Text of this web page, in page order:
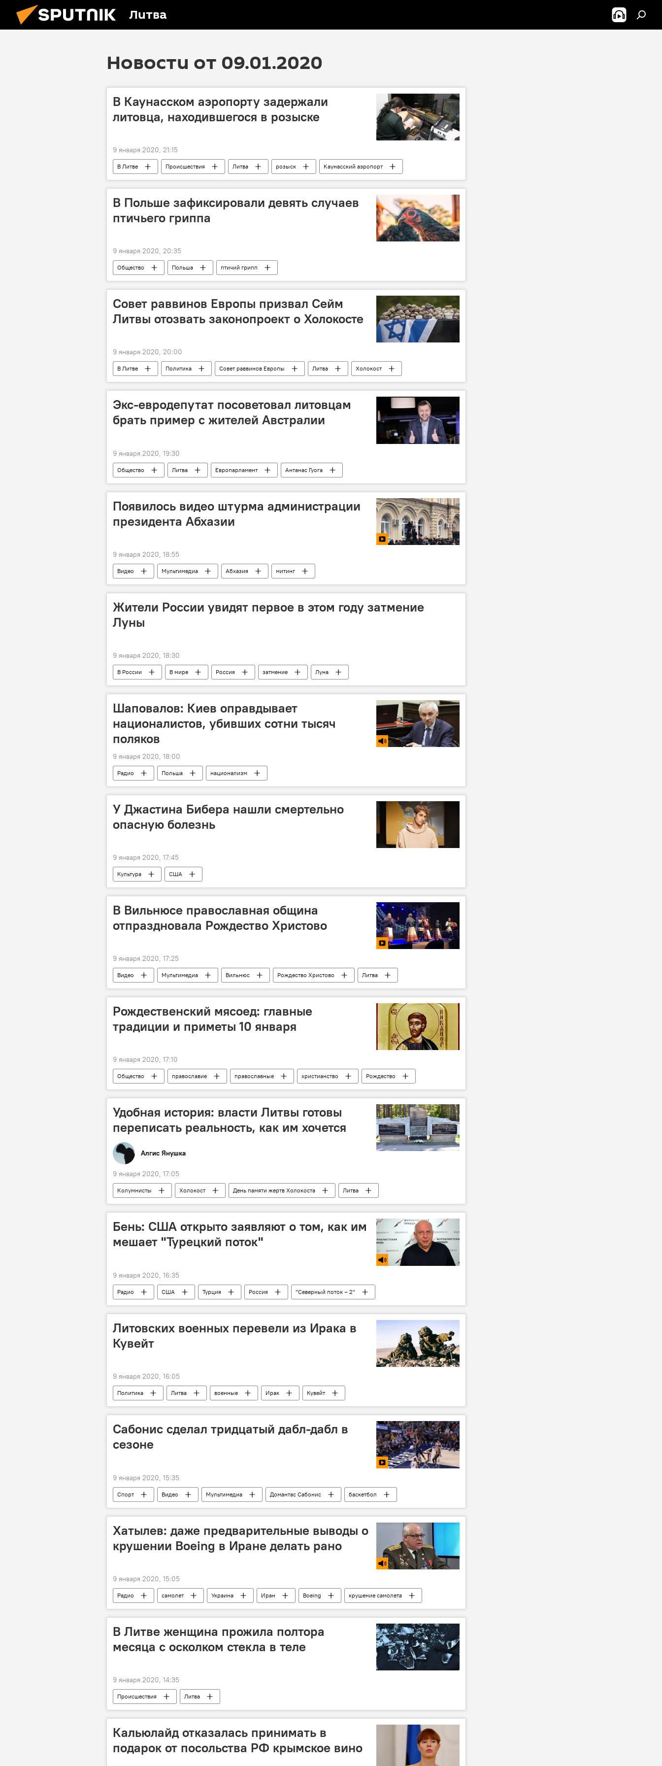
Литва
Новости от 09.01.2020
В Каунасском аэропорту задержали
литовца, находившегося в розыске
9 января 2020, 21:15
В Литве Происшествия Литва розыск Каунасский аэропорт
В Польше зафиксировали девять случаев
птичьего гриппа
9 января 2020, 20:35
Общество Польша птичий грипп
Совет раввинов Европы призвал Сейм
Литвы отозвать законопроект о Холокосте
9 января 2020, 20:00
В Литве Политика Совет раввинов Европы Литва Холокост
Экс-евродепутат посоветовал литовцам
брать пример с жителей Австралии
9 января 2020, 19:30
Общество Литва Европарламент Антанас Гуога
Появилось видео штурма администрации
президента Абхазии
9 января 2020, 18:55
Видео Мультимедиа Абхазия митинг
Жители России увидят первое в этом году затмение
Луны
9 января 2020, 18:30
В России В мире Россия затмение Луна
Шаповалов: Киев оправдывает
националистов, убивших сотни тысяч
поляков
9 января 2020, 18:00
Радио Польша национализм
У Джастина Бибера нашли смертельно
опасную болезнь
9 января 2020, 17:45
Культура США
В Вильнюсе православная община
отпраздновала Рождество Христово
9 января 2020, 17:25
Видео Мультимедиа Вильнюс Рождество Христово
Литва
православие
Рождественский мясоед: главные
традиции и приметы 10 января
9 января 2020, 17:10
Общество православие православные христианство
Рождество
Рождество Христово
приметы традиции народные традиции
Удобная история: власти Литвы готовы
переписать реальность, как им хочется
Алгис Янушка
9 января 2020, 17:05
Колумнисты Холокост День памяти жертв Холокоста
Литва
Вторая мировая война
Бень: США открыто заявляют о том, как им
мешает "Турецкий поток"
9 января 2020, 16:35
Радио США Турция Россия "Северный поток – 2"
Литовских военных перевели из Ирака в
Кувейт
9 января 2020, 16:05
Политика Литва военные Ирак Кувейт
Сабонис сделал тридцатый дабл-дабл в
сезоне
9 января 2020, 15:35
Спорт Видео Мультимедиа Домантас Сабонис
баскетбол
Литва
Хатылев: даже предварительные выводы о
крушении Boeing в Иране делать рано
9 января 2020, 15:05
Радио самолет Украина Иран Boeing крушение самолета
В Литве женщина прожила полтора
месяца с осколком стекла в теле
9 января 2020, 14:35
Происшествия Литва
Кальюлайд отказалась принимать в
подарок от посольства РФ крымское вино